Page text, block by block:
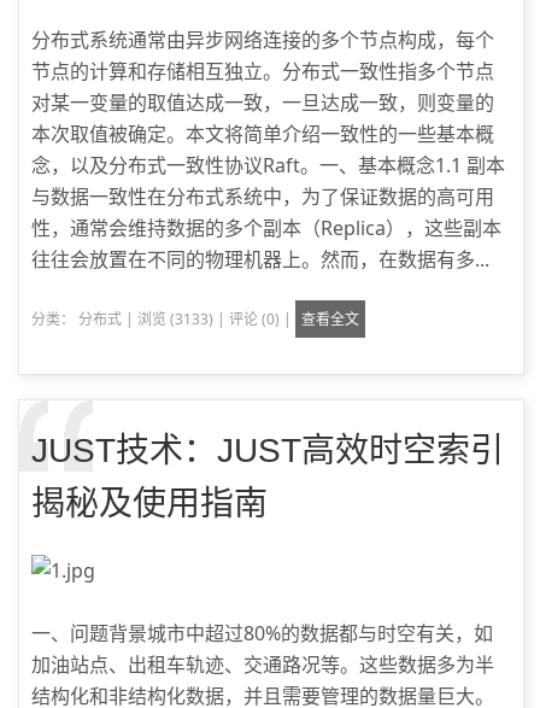
分布式系统通常由异步网络连接的多个节点构成，每个
节点的计算和存储相互独立。分布式一致性指多个节点
对某一变量的取值达成一致，一旦达成一致，则变量的
本次取值被确定。本文将简单介绍一致性的一些基本概
念，以及分布式一致性协议Raft。一、基本概念1.1 副本
与数据一致性在分布式系统中，为了保证数据的高可用
性，通常会维持数据的多个副本（Replica），这些副本
往往会放置在不同的物理机器上。然而，在数据有多...
分类： 分布式 | 浏览 (3133) | 评论 (0) | 查看全文
JUST技术：JUST高效时空索引
揭秘及使用指南
一、问题背景城市中超过80%的数据都与时空有关，如
加油站点、出租车轨迹、交通路况等。这些数据多为半
结构化和非结构化数据，并且需要管理的数据量巨大。